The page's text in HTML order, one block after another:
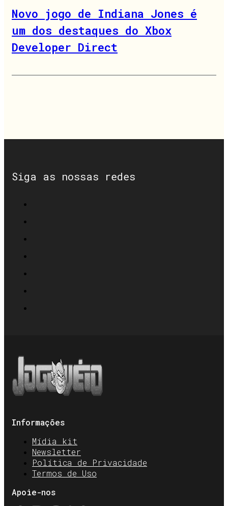
Novo jogo de Indiana Jones é
um dos destaques do Xbox
Developer Direct
Siga as nossas redes
Informações
Mídia kit
Newsletter
Política de Privacidade
Termos de Uso
Apoie-nos